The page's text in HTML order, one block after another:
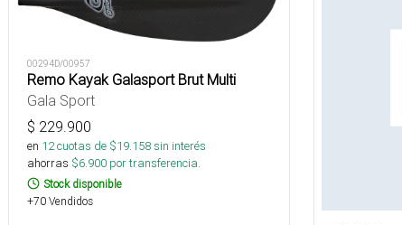
00294D/00957
Remo Kayak Galasport Brut Multi
Gala Sport
$ 229.900
en 12cuotas de $19.158sin interés
ahorras $6.900 por transferencia.
Stock disponible
+70 Vendidos